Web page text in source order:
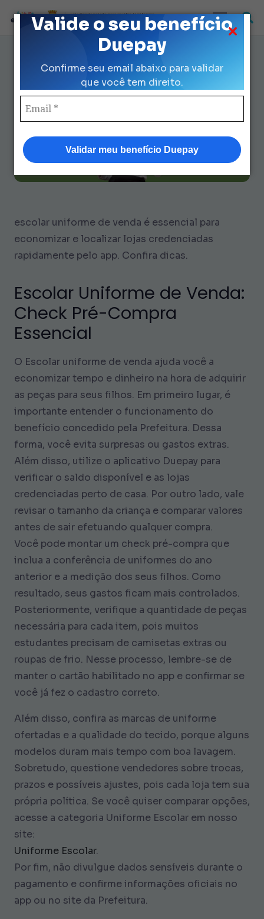
Valide o seu benefício
Duepay
Confirme seu email abaixo para validar
que você tem direito.
Validar meu benefício Duepay
Loja Credenciada para auxilio Uniforme
e Kit Escolar da Prefeitura de São Paulo
Escolar Uniforme de Venda: 7
Dicas para Economizar R$ 560
escolar uniforme de venda é essencial para
economizar e localizar lojas credenciadas
rapidamente pelo app. Confira dicas.
Escolar Uniforme de Venda:
Check Pré-Compra
Essencial
O Escolar uniforme de venda ajuda você a
economizar tempo e dinheiro na hora de adquirir
as peças para seus filhos. Em primeiro lugar, é
importante entender o funcionamento do
benefício concedido pela Prefeitura. Dessa
forma, você evita surpresas ou gastos extras.
Além disso, utilize o aplicativo Duepay para
verificar o saldo disponível e as lojas
credenciadas perto de casa. Por outro lado, vale
revisar o tamanho da criança e comparar valores
antes de sair efetuando qualquer compra.
Você pode montar um check pré-compra que
inclua a conferência de uniformes do ano
anterior e a medição dos seus filhos. Como
resultado, seus gastos ficam mais controlados.
Posteriormente, verifique a quantidade de peças
necessária para cada item, pois muitos
estudantes precisam de camisetas extras ou
roupas de frio. Nesse processo, lembre-se de
manter o cartão habilitado no app e confirmar se
você já fez o cadastro correto.
Além disso, confira as marcas de uniforme
ofertadas e a qualidade do tecido, porque alguns
modelos duram mais tempo com boa lavagem.
Sobretudo, questione vendedores sobre trocas,
prazos e possíveis ajustes, pois cada loja tem sua
própria política. Se você quiser comparar opções,
acesse a categoria Uniforme Escolar em nosso
site:
Uniforme Escolar.
Por fim, não divulgue dados sensíveis durante o
pagamento e confirme informações oficiais no
app ou no site da Prefeitura.